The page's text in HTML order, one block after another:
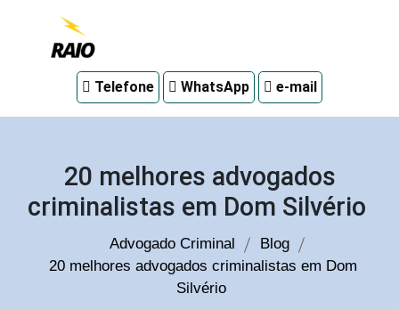
em
Telefone WhatsApp e-mail
20 melhores advogados
criminalistas em Dom Silvério
Advogado Criminal
Blog
20 melhores advogados criminalistas em Dom
Silvério